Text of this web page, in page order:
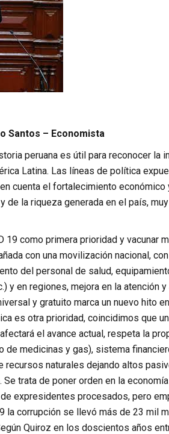
Santos – Economista
peruana es útil para reconocer
Latina. Las líneas de política
cuenta el fortalecimiento
de la riqueza generada en el país,
19 como primera prioridad y
con una movilización nacional,
del personal de salud,
y en regiones, mejora en la atención
y gratuito marca un nuevo hito
es otra prioridad, coincidimos que
el avance actual, respeta la
de medicinas y gas), sistema
recursos naturales dejando altos
trata de poner orden en la
expresidentes procesados, pero
la corrupción se llevó más de 23 mil
Quiroz en los doscientos años